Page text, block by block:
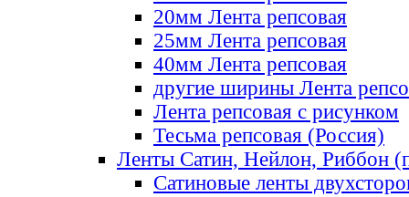
20мм Лента репсовая
25мм Лента репсовая
40мм Лента репсовая
другие ширины Лента
Лента репсовая с рисунком
Тесьма репсовая (Россия)
Ленты Сатин, Нейлон, Риббон
Сатиновые ленты